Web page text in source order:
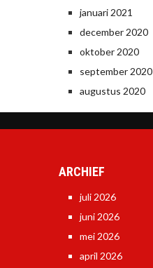
januari 2021
december 2020
oktober 2020
september 2020
augustus 2020
ARCHIEF
juli 2026
juni 2026
mei 2026
april 2026